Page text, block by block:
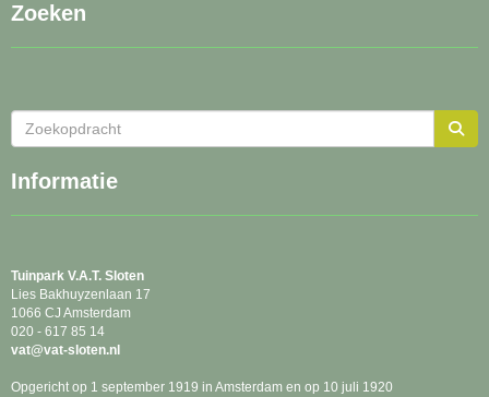
Zoeken
Informatie
Tuinpark V.A.T. Sloten
Lies Bakhuyzenlaan 17
1066 CJ Amsterdam
020 - 617 85 14
tav@vat-sloten.nl
Opgericht op 1 september 1919 in Amsterdam en op 10 juli 1920